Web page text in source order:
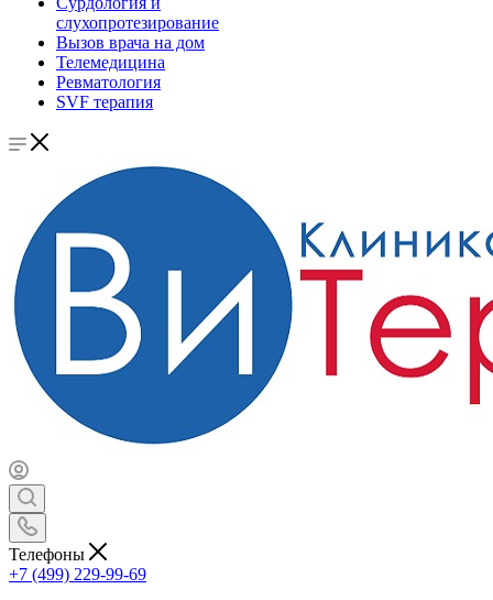
слухопротезирование
Вызов врача на дом
Телемедицина
Ревматология
SVF терапия
Телефоны
+7 (499) 229-99-69